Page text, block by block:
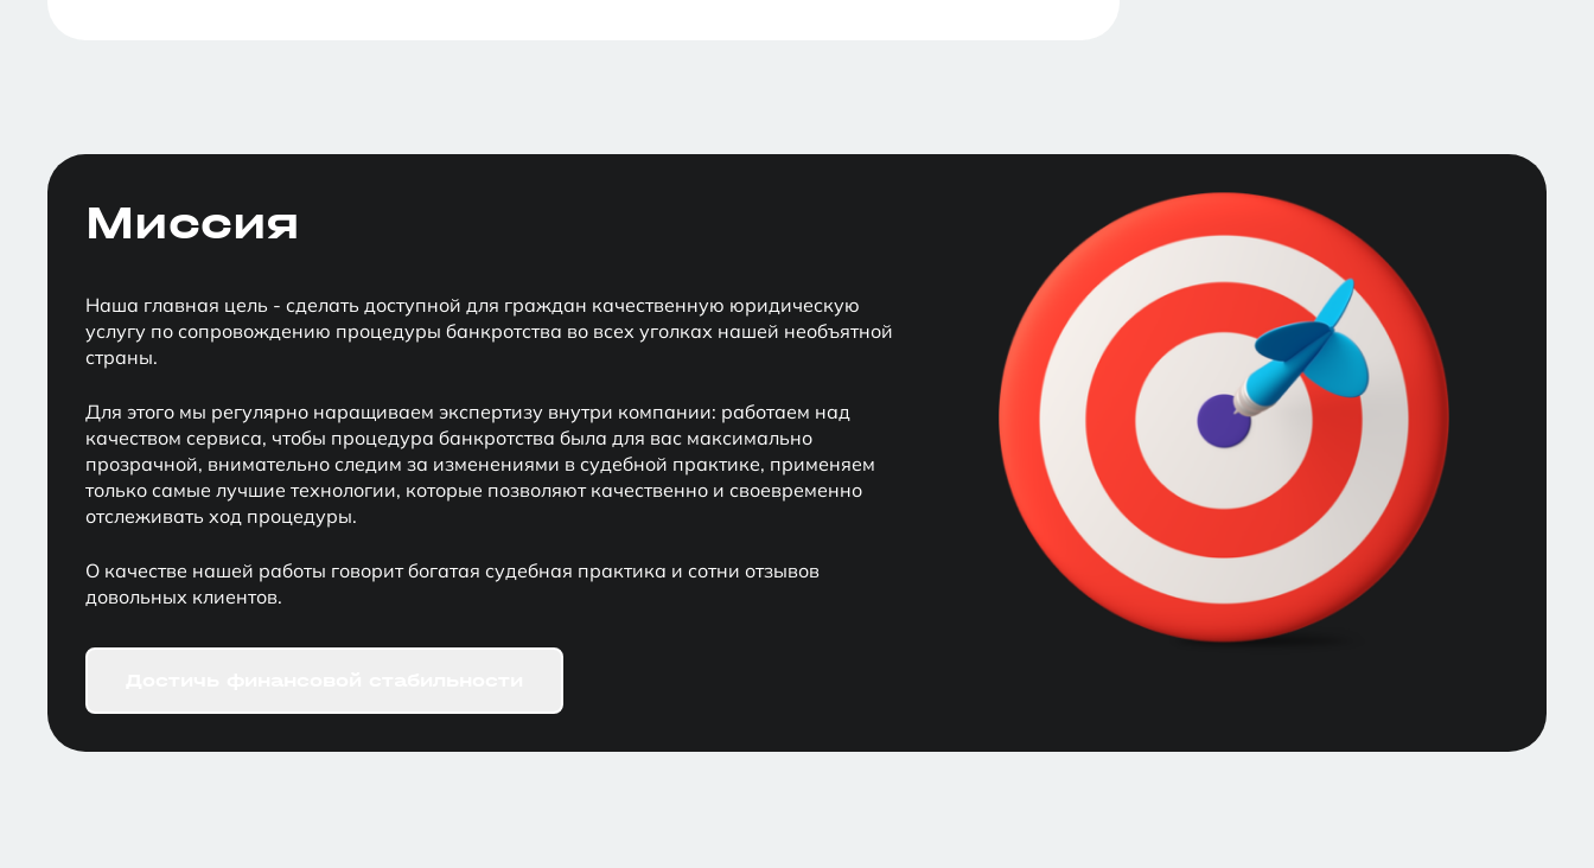
Миссия
Наша главная цель - сделать доступной для граждан качественную юридическую
услугу по сопровождению процедуры банкротства во всех уголках нашей необъятной
страны.
Для этого мы регулярно наращиваем экспертизу внутри компании: работаем над
качеством сервиса, чтобы процедура банкротства была для вас максимально
прозрачной, внимательно следим за изменениями в судебной практике, применяем
только самые лучшие технологии, которые позволяют качественно и своевременно
отслеживать ход процедуры.
О качестве нашей работы говорит богатая судебная практика и сотни отзывов
довольных клиентов.